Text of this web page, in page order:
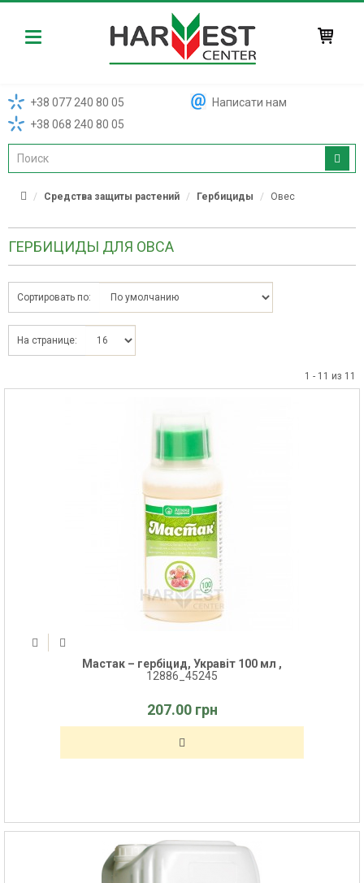
Harvest
+38 077 240 80 05
+38 068 240 80 05
Написати нам
Средства защиты растений Гербициды Овес
ГЕРБИЦИДЫ ДЛЯ ОВСА
Сортировать по:
На странице:
1 - 11 из 11
Мастак – гербіцид, Укравіт 100 мл ,
12886_45245
207.00 грн